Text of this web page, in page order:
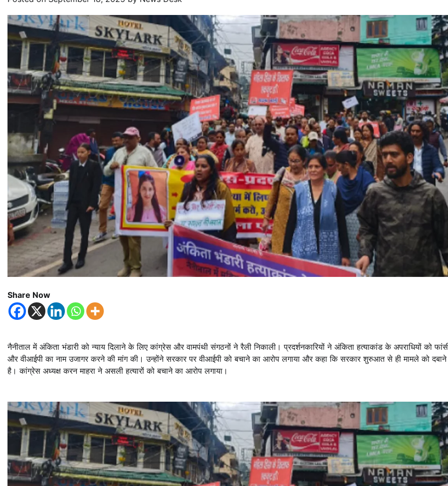
Share Now
नैनीताल में अंकिता भंडारी को न्याय दिलाने के लिए कांग्रेस और वामपंथी संगठनों ने रैली निकाली। प्रदर्शनकारियों ने अंकिता हत्याकांड के अपराधियों को
और वीआईपी का नाम उजागर करने की मांग की। उन्होंने सरकार पर वीआईपी को बचाने का आरोप लगाया और कहा कि सरकार शुरुआत से ही मामले को
है। कांग्रेस अध्यक्ष करन माहरा ने असली हत्यारों को बचाने का आरोप लगाया।